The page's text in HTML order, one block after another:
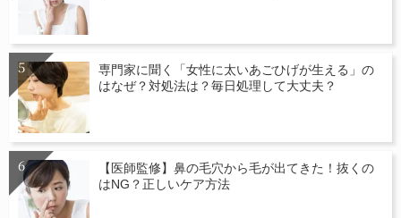
専門家に聞く「女性に太いあごひげが生える」の
はなぜ？対処法は？毎日処理して大丈夫？
【医師監修】鼻の毛穴から毛が出てきた！抜くの
はNG？正しいケア方法